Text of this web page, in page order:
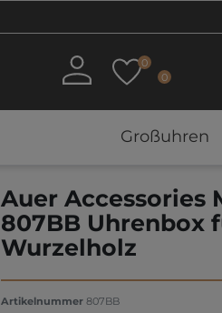
0
0
Großuhren
Auer Accessories
807BB Uhrenbox
Wurzelholz
Artikelnummer 807BB